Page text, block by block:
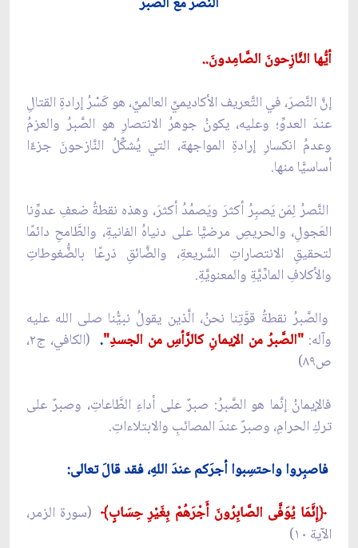
أيُّها النَّازِحونَ الصَّامِدونَ..
إنَّ النَّصرَ، في التَّعريف الأكاديميِّ العالميِّ، هو كَسْرُ إرادةِ القتالِ
عندَ العدوِّ؛ وعليه، يكونُ جوهرُ الانتصارِ هو الصَّبرُ والعزمُ
وعدمُ انكسارِ إرادةِ المواجهة، التي يُشكِّلُ النَّازحونَ جزءًا
أساسيًّا منها.
النَّصرُ لِمَن يَصبِرُ أكثرَ ويَصمُدُ أكثرَ، وهذه نقطةُ ضعفِ عدوِّنا
العَجولِ، والحريصِ مرضيًّا على دنياهُ الفانيةِ، والطَّامحِ دائمًا
لتحقيقِ الانتصاراتِ السَّريعةِ، والضَّائقِ ذرعًا بالضُّغوطاتِ
والأكلافِ المادِّيَّةِ والمعنويَّةِ.
والصَّبرُ نقطةُ قوَّتِنا نحنُ، الَّذين يقولُ نبيُّنا صلى الله عليه
وآله: "الصَّبرُ من الإيمانِ كالرَّأسِ من الجسدِ".
(الكافي، ج٢،
ص٨٩)
فالإيمانُ إنَّما هو الصَّبرُ: صبرٌ على أداءِ الطَّاعاتِ، وصبرٌ على
تركِ الحرامِ، وصبرٌ عندَ المصائبِ والابتلاءاتِ.
فاصبِروا واحتسِبوا أجرَكم عندَ اللهِ، فقد قالَ تعالى:
﴿إِنَّمَا يُوَفَّى الصَّابِرُونَ أَجْرَهُمْ بِغَيْرِ حِسَابٍ﴾ (سورة الزمر،
الآية ١٠)